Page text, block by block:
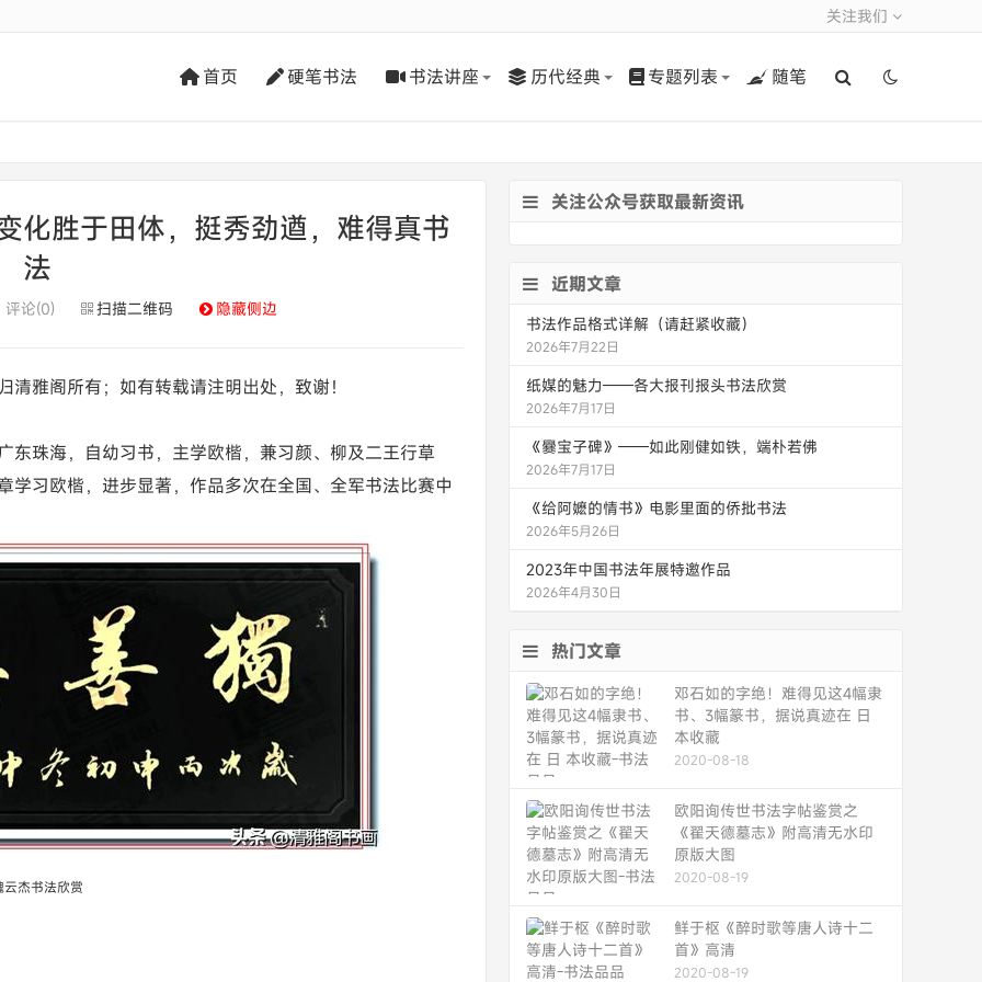
关注我们
首页 硬笔书法 书法讲座 历代经典 专题列表 随笔
化胜于田体，挺秀劲遒，难得真书
法
评论(0) 扫描二维码 隐藏侧边
雅阁所有；如有转载请注明出处，致谢！
珠海，自幼习书，主学欧楷，兼习颜、柳及二王行草
学习欧楷，进步显著，作品多次在全国、全军书法比赛中
云杰书法欣赏
关注公众号获取最新资讯
近期文章
书法作品格式详解（请赶紧收藏）
2026年7月22日
纸媒的魅力——各大报刊报头书法欣赏
2026年7月17日
《爨宝子碑》——如此刚健如铁，端朴若佛
2026年7月17日
《给阿嬷的情书》电影里面的侨批书法
2026年5月26日
2023年中国书法年展特邀作品
2026年4月30日
热门文章
邓石如的字绝！难得见这4幅隶
书、3幅篆书，据说真迹在 日
本收藏
2020-08-18
欧阳询传世书法字帖鉴赏之
《翟天德墓志》附高清无水印
原版大图
2020-08-19
鲜于枢《醉时歌等唐人诗十二
首》高清
2020-08-19